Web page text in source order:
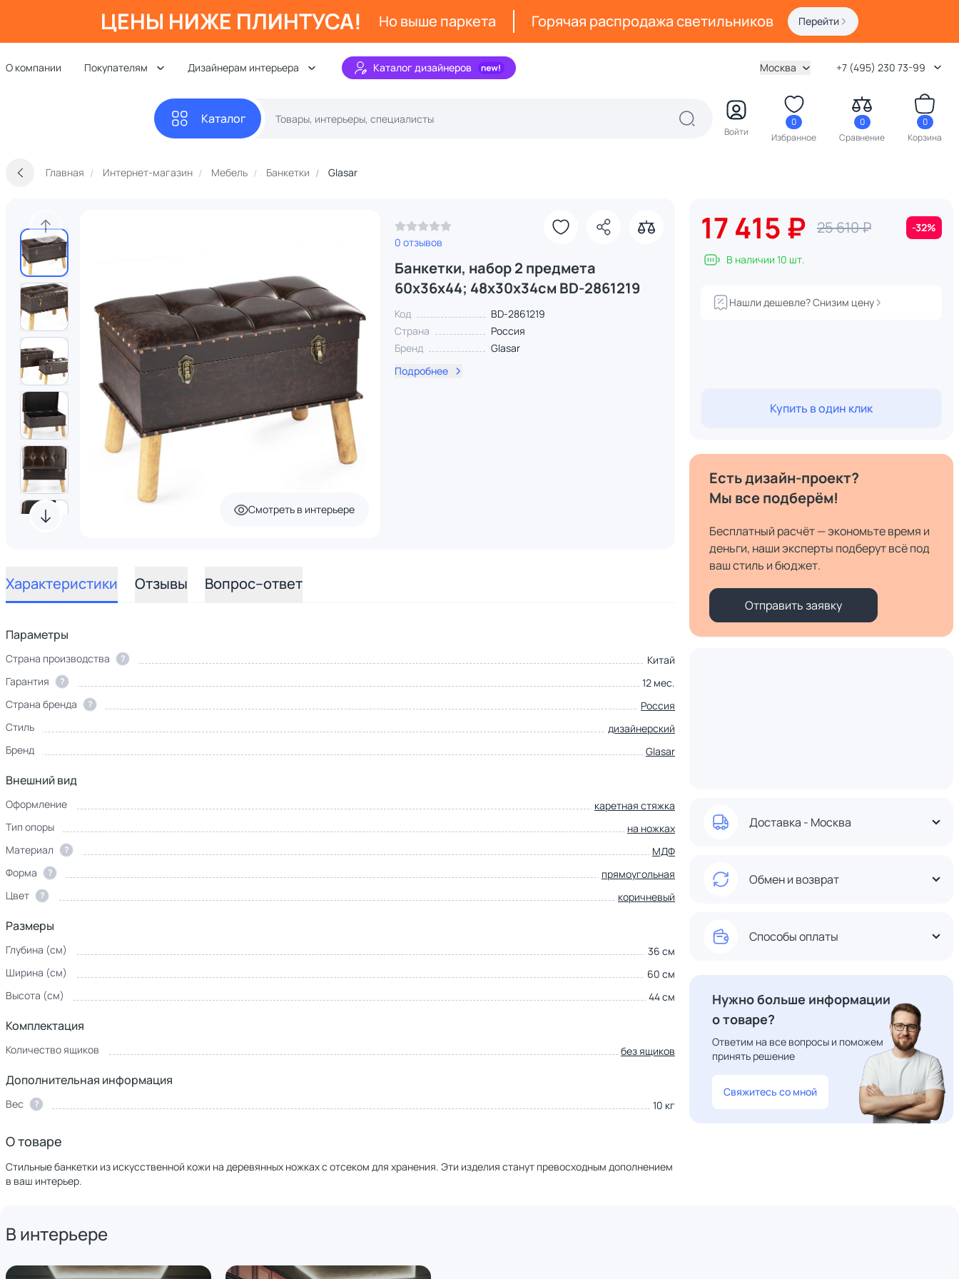
ЦЕНЫ НИЖЕ ПЛИНТУСА! Но выше паркета Горячая распродажа светильников Перейти
О компании Покупателям Дизайнерам интерьера Каталог дизайнеров Москва +7 (495) 230 73-99
Каталог
Войти
0
Избранное
0
Сравнение
0
Корзина
Главная Интернет-магазин Мебель Банкетки Glasar
Смотреть в интерьере
0 отзывов
Банкетки, набор 2 предмета
60х36х44; 48х30х34см BD-2861219
Код
BD-2861219
Страна
Россия
Бренд
Glasar
Подробнее
Характеристики Отзывы Вопрос–ответ
Параметры
Страна производства ?
Китай
Гарантия
?
12 мес.
Страна бренда
?
Россия
Стиль
дизайнерский
Бренд
Glasar
Внешний вид
Оформление
каретная стяжка
Тип опоры
на ножках
Материал
?
МДФ
Форма
?
прямоугольная
Цвет
? коричневый
Размеры
Глубина (см)
36 см
Ширина (см)
60 см
Высота (см)
44 см
Комплектация
Количество ящиков без ящиков
Дополнительная информация
Вес ? 10 кг
О товаре
Стильные банкетки из искусственной кожи на деревянных ножках с отсеком для хранения. Эти изделия станут превосходным дополнением
в ваш интерьер.
17 415 ₽ 25 610 ₽ -32%
В наличии 10 шт.
Нашли дешевле? Снизим цену
Купить в один клик
Есть дизайн-проект?
Мы все подберём!
Бесплатный расчёт — экономьте время и
деньги, наши эксперты подберут всё под
ваш стиль и бюджет.
Отправить заявку
Доставка - Москва
Обмен и возврат
Способы оплаты
Нужно больше информации
о товаре?
Ответим на все вопросы и поможем
принять решение
Свяжитесь со мной
В интерьере